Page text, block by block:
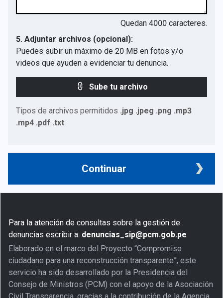
Quedan 4000 caracteres.
5. Adjuntar archivos (opcional):
Puedes subir un máximo de 20 MB en fotos y/o
videos que ayuden a evidenciar tu denuncia.
Sube tu archivo
Tipos de archivos permitidos .jpg .jpeg .png .mp3
.mp4 .pdf .txt
Continuar
Para la atención de consultas sobre la gestión de
denuncias escribir a: denuncias_sip@pcm.gob.pe
Elaborado en el marco del Proyecto “Compromiso
ciudadano para una reconstrucción transparente”, este
servicio ha sido desarrollado por la Presidencia del
Consejo de Ministros (PCM) con el apoyo de la Asociación